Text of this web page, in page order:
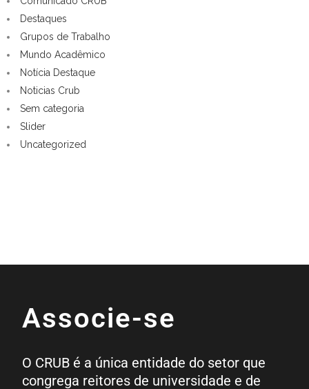
Destaques
Grupos de Trabalho
Mundo Acadêmico
Notícia Destaque
Noticias Crub
Sem categoria
Slider
Uncategorized
Associe-se
O CRUB é a única entidade do setor que
congrega reitores de universidade e de